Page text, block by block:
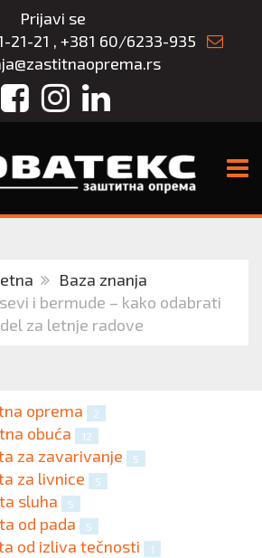
Prijavi se
21-21 , +381 60/6233-935
FacebookInstagram
LinkedIn
Baza znanja
i bermude – kako odabrati
za letnje radove
oprema 2
obuća 12
za zavarivanje 5
za livnice 5
sluha 5
od pada 5
od izliva tečnosti 1